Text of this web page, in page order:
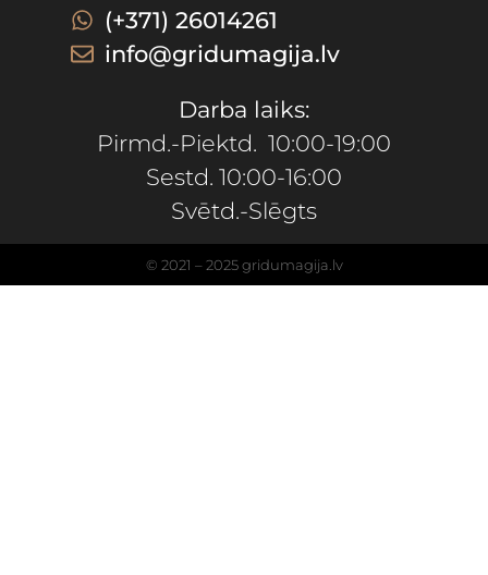
(+371) 26014261
info@gridumagija.lv
Darba laiks:
Pirmd.-Piektd. 10:00-19:00
Sestd. 10:00-16:00
Svētd.-Slēgts
© 2021 – 2025 gridumagija.lv